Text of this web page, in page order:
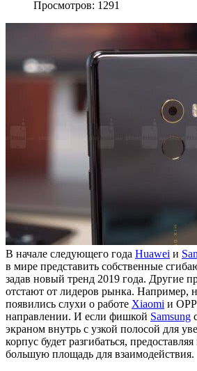
Просмотров: 1291
В начале следующего года Huawei и
в мире представить собственные
задав новый тренд 2019 года. Другие
отстают от лидеров рынка. Например,
появились слухи о работе Xiaomi и
направлении. И если фишкой Samsung
экраном внутрь с узкой полосой для
корпус будет разгибаться,
большую площадь для взаимодействия.